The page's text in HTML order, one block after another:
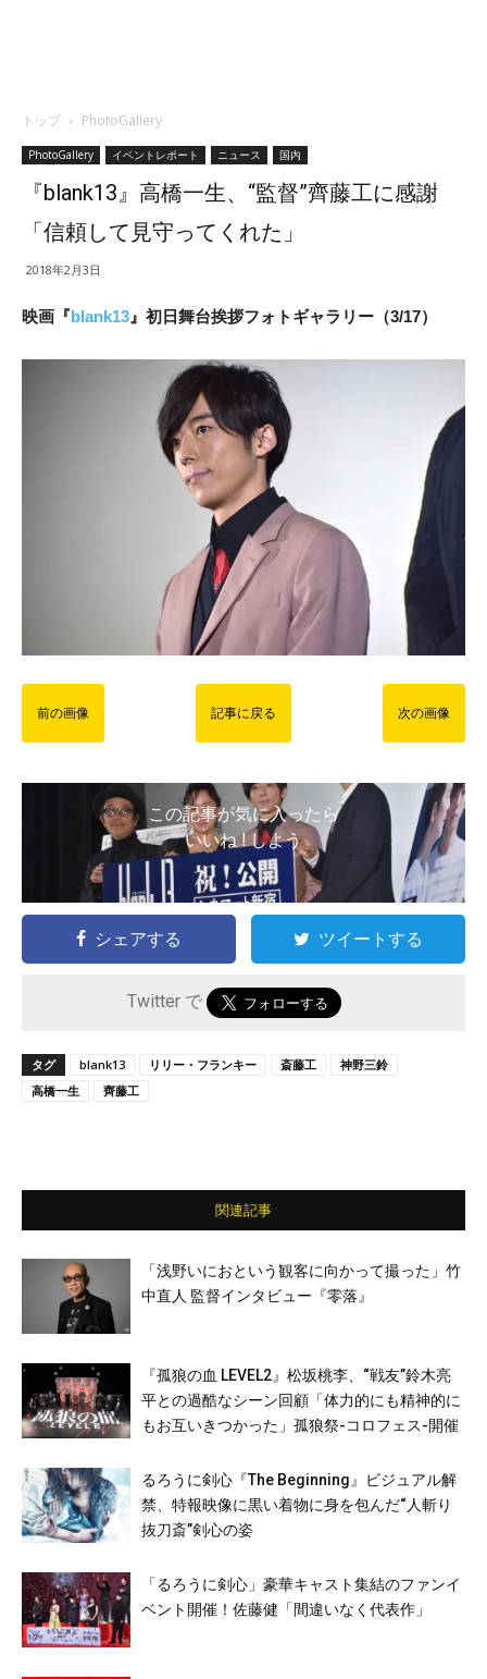
トップ PhotoGallery
PhotoGallery イベントレポート ニュース 国内
『blank13』高橋一生、“監督”齊藤工に感謝
「信頼して見守ってくれた」
2018年2月3日
映画『blank13 』初日舞台挨拶フォトギャラリー（3/17）
前の画像 記事に戻る 次の画像
この記事が気に入ったら
いいね ! しよう
シェアする ツイートする
Twitter で
タグ blank13 リリー・フランキー 斎藤工
神野三鈴
高橋一生
齊藤工
関連記事
「浅野いにおという観客に向かって撮った」竹
中直人 監督インタビュー『零落』
『孤狼の血 LEVEL2』松坂桃李、“戦友”鈴木亮
平との過酷なシーン回顧「体力的にも精神的に
もお互いきつかった」孤狼祭-コロフェス-開催
るろうに剣心『The Beginning』ビジュアル解
禁、特報映像に黒い着物に身を包んだ“人斬り
抜刀斎”剣心の姿
「るろうに剣心」豪華キャスト集結のファンイ
ベント開催！佐藤健「間違いなく代表作」